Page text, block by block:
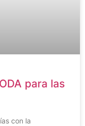
para las
con la